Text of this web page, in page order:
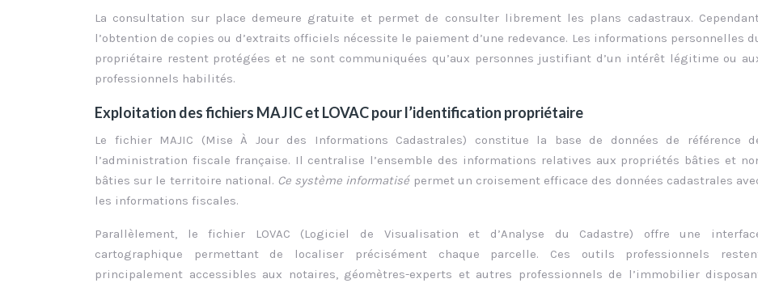
La consultation sur place demeure gratuite et permet de consulter librement les plans cadastraux.
l’obtention de copies ou d’extraits officiels nécessite le paiement d’une redevance. Les informations personnelles
propriétaire restent protégées et ne sont communiquées qu’aux personnes justifiant d’un intérêt légitime ou
professionnels habilités.
Exploitation des fichiers MAJIC et LOVAC pour l’identification propriétaire
Le fichier MAJIC (Mise À Jour des Informations Cadastrales) constitue la base de données de référence
l’administration fiscale française. Il centralise l’ensemble des informations relatives aux propriétés bâties et
bâties sur le territoire national. Ce système informatisé permet un croisement efficace des données cadastrales
les informations fiscales.
Parallèlement, le fichier LOVAC (Logiciel de Visualisation et d’Analyse du Cadastre) offre une
cartographique permettant de localiser précisément chaque parcelle. Ces outils professionnels
principalement accessibles aux notaires, géomètres-experts et autres professionnels de l’immobilier